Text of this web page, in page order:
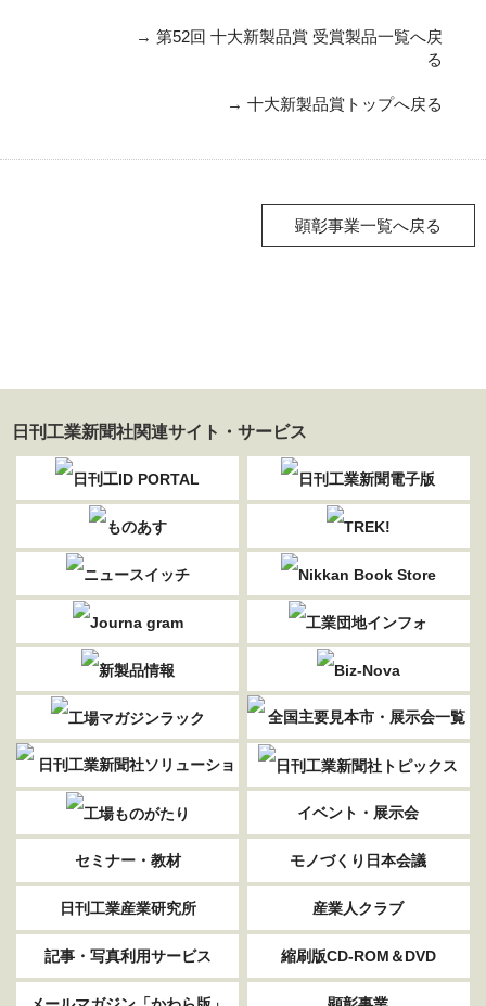
→ 第52回 十大新製品賞 受賞製品一覧へ戻
る
→ 十大新製品賞トップへ戻る
顕彰事業一覧へ戻る
日刊工業新聞社関連サイト・サービス
イベント・展示会
セミナー・教材 モノづくり日本会議
日刊工業産業研究所 産業人クラブ
記事・写真利用サービス 縮刷版CD-ROM＆DVD